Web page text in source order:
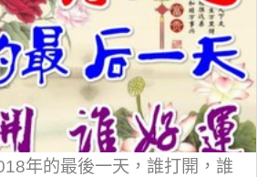
年的最後一天，誰打開，誰